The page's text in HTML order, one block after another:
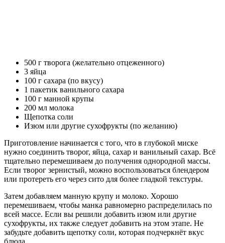
500 г творога (желательно отцеженного)
3 яйца
100 г сахара (по вкусу)
1 пакетик ванильного сахара
100 г манной крупы
200 мл молока
Щепотка соли
Изюм или другие сухофрукты (по желанию)
Приготовление начинается с того, что в глубокой миске
нужно соединить творог, яйца, сахар и ванильный сахар. Всё
тщательно перемешиваем до получения однородной массы.
Если творог зернистый, можно воспользоваться блендером
или протереть его через сито для более гладкой текстуры.
Затем добавляем манную крупу и молоко. Хорошо
перемешиваем, чтобы манка равномерно распределилась по
всей массе. Если вы решили добавить изюм или другие
сухофрукты, их также следует добавить на этом этапе. Не
забудьте добавить щепотку соли, которая подчеркнёт вкус
блюда.